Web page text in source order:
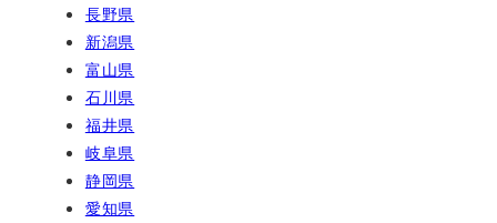
長野県
新潟県
富山県
石川県
福井県
岐阜県
静岡県
愛知県